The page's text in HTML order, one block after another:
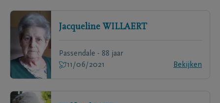
Jacqueline WILLAERT
Passendale - 88 jaar
11/06/2021
Bekijken